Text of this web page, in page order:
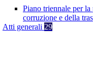
Piano triennale per
corruzione e della
Atti generali 29